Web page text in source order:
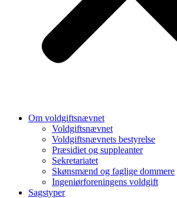
Om voldgiftsnævnet
Voldgiftsnævnet
Voldgiftsnævnets bestyrelse
Præsidiet og suppleanter
Sekretariatet
Skønsmænd og faglige dommere
Ingeniørforeningens voldgift
Sagstyper